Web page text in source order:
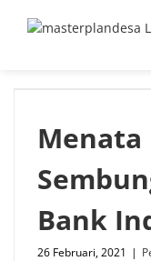
Menata
Bank
26 Februari, 2021 |